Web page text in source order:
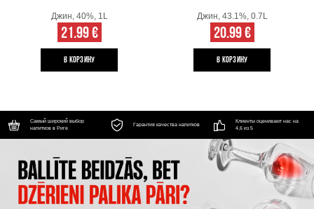
Джин, 40%, 1L
21.99 €
B КОРЗИНУ
Джин, 43.1%, 0.7L
20.99 €
B КОРЗИНУ
Самый широкий выбор
напитков в Риге
Гарантия качества напитков
Клиенты оценивают нас на
4,6 из 5